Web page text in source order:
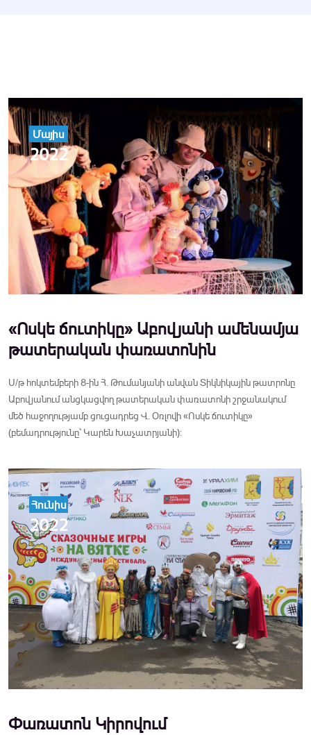
Մայիս
2022
«Ոսկե ճուտիկը» Աբովյանի ամենամյա
թատերական փառատոնին
Ս/թ հոկտեմբերի 8-ին Հ. Թումանյանի անվան Տիկնիկային թատրոնը
Աբովյանում անցկացվող թատերական փառատոնի շրջանակում
մեծ հաջողությամբ ցուցադրեց Վ. Օռլովի «Ոսկե ճուտիկը»
(բեմադրությունը՝ Կարեն Խաչատրյանի):
Հունիս
2022
Փառատոն Կիրովում